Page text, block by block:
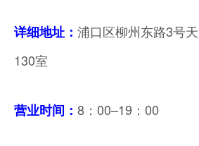
详细地址： 浦口区柳州东路3号
130室
营业时间 ： 8：00–19：00